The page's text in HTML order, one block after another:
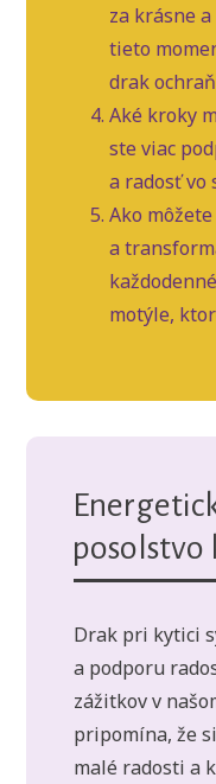
za krásne
tieto
drak
Aké kroky
ste viac
a radosť vo
Ako
a
motýle,
posolstvo
Drak pri kytici
a podporu
zážitkov v
pripomína, že
malé radosti a